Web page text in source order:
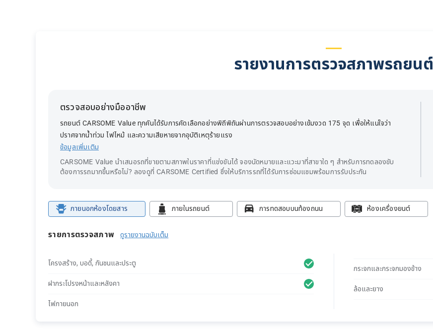
รายงานการตรวจสภาพรถยนต์
ตรวจสอบอย่างมืออาชีพ
รถยนต์ CARSOME Value ทุกคันได้รับการคัดเลือกอย่างพิถีพิถันผ่านการตรวจสอบอย่างเข้มงวด 175 จุด เพื่อให้แน่ใจว่า
ปราศจากน้ำท่วม ไฟไหม้ และความเสียหายจากอุบัติเหตุร้ายแรง
ข้อมูลเพิ่มเติม
CARSOME Value นำเสนอรถที่ขายตามสภาพในราคาที่แข่งขันได้ จองนัดหมายและแวะมาที่สาขาใด ๆ สำหรับการทดลองขับ
ต้องการรถมากขึ้นหรือไม่? ลองดูที่ CARSOME Certified ซึ่งให้บริการรถที่ได้รับการซ่อมแซมพร้อมการรับประกัน
ภายนอกห้องโดยสาร ภายในรถยนต์ การทดสอบบนท้องถนน ห้องเครื่องยนต์
รายการตรวจสภาพ ดูรายงานฉบับเต็ม
โครงสร้าง, บอดี้, กันชนและประตู
ฝากระโปรงหน้าและหลังคา
ไฟภายนอก
กระจกและกระจกมองข้าง
ล้อและยาง